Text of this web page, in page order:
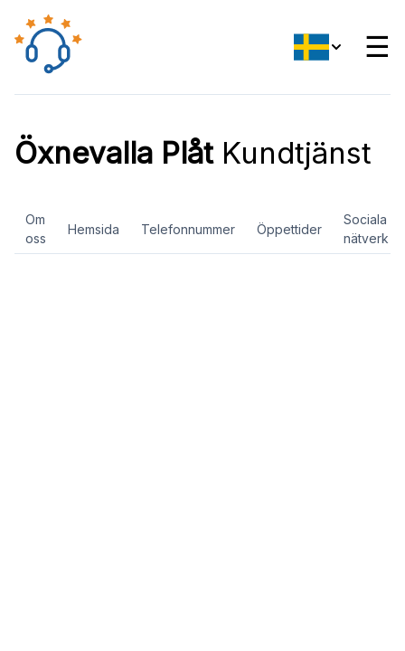
☰
Öxnevalla PlåtKundtjänst
Om
oss
Hemsida Telefonnummer Öppettider
Sociala
nätverk